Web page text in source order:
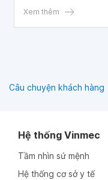
Xem thêm
Câu chuyện khách hàng
Hệ thống Vinmec
Tầm nhìn sứ mệnh
Hệ thống cơ sở y tế